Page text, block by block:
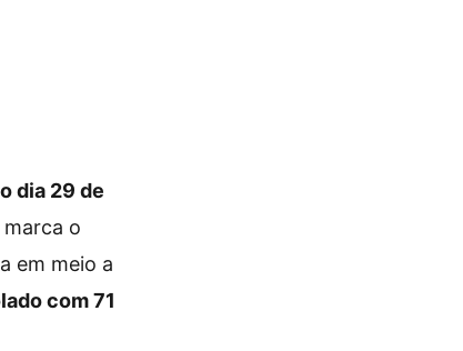
dia 29 de
marca o
em meio a
com 71